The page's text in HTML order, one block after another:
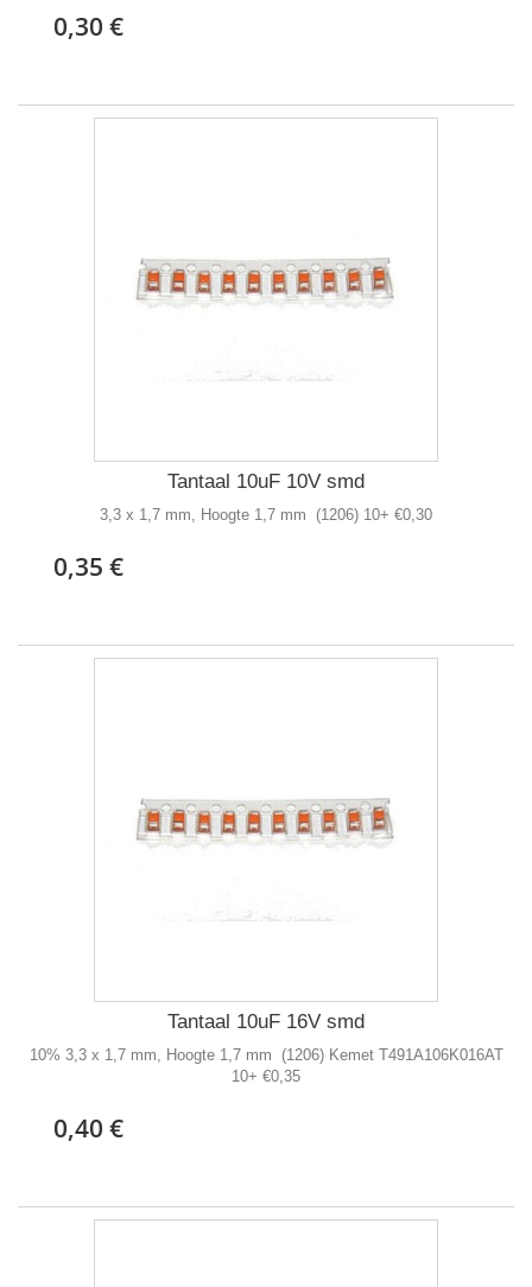
0,30 €
Tantaal 10uF 10V smd
3,3 x 1,7 mm, Hoogte 1,7 mm (1206) 10+ €0,30
0,35 €
Tantaal 10uF 16V smd
10% 3,3 x 1,7 mm, Hoogte 1,7 mm (1206) Kemet T491A106K016AT
10+ €0,35
0,40 €